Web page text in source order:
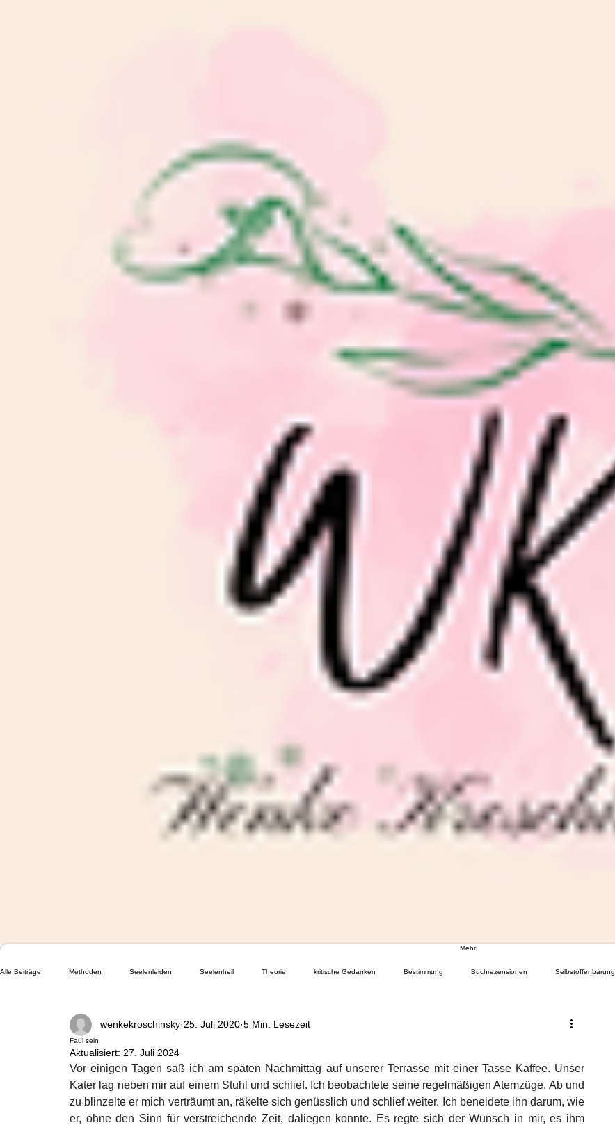
Mehr
Alle Beiträge Methoden Seelenleiden Seelenheil Theorie kritische Gedanken Bestimmung Buchrezensionen Selbstoffenbarung
Faul sein
wenkekroschinsky 25. Juli 2020 5 Min. Lesezeit
Aktualisiert: 27. Juli 2024
Vor einigen Tagen saß ich am späten Nachmittag auf unserer Terrasse mit einer Tasse Kaffee. Unser
Kater lag neben mir auf einem Stuhl und schlief. Ich beobachtete seine regelmäßigen Atemzüge. Ab und
zu blinzelte er mich verträumt an, räkelte sich genüsslich und schlief weiter. Ich beneidete ihn darum, wie
er, ohne den Sinn für verstreichende Zeit, daliegen konnte. Es regte sich der Wunsch in mir, es ihm